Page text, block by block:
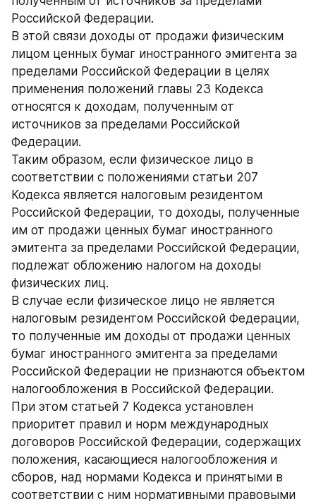
Российской Федерации.
В этой связи доходы от продажи физическим
лицом ценных бумаг иностранного эмитента за
пределами Российской Федерации в целях
применения положений главы 23 Кодекса
относятся к доходам, полученным от
источников за пределами Российской
Федерации.
Таким образом, если физическое лицо в
соответствии с положениями статьи 207
Кодекса является налоговым резидентом
Российской Федерации, то доходы, полученные
им от продажи ценных бумаг иностранного
эмитента за пределами Российской Федерации,
подлежат обложению налогом на доходы
физических лиц.
В случае если физическое лицо не является
налоговым резидентом Российской Федерации,
то полученные им доходы от продажи ценных
бумаг иностранного эмитента за пределами
Российской Федерации не признаются объектом
налогообложения в Российской Федерации.
При этом статьей 7 Кодекса установлен
приоритет правил и норм международных
договоров Российской Федерации, содержащих
положения, касающиеся налогообложения и
сборов, над нормами Кодекса и принятыми в
соответствии с ним нормативными правовыми